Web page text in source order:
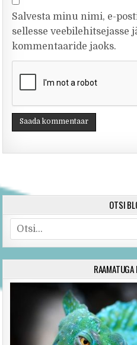
Salvesta minu nimi, e-
sellesse veebilehitsejasse
kommentaaride jaoks.
OTSI
Search for:
RAAMATUGA